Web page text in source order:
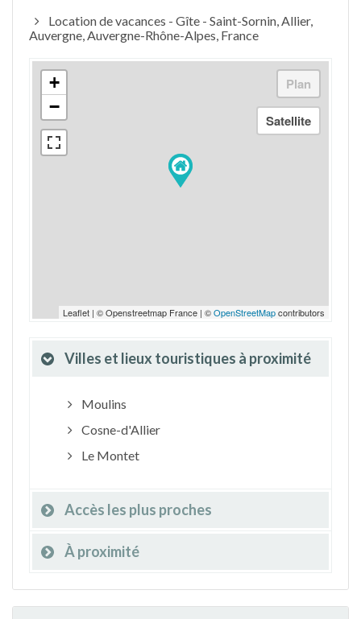
Location de vacances - Gîte - Saint-Sornin, Allier,
Auvergne, Auvergne-Rhône-Alpes, France
+
−
Leaflet | © Openstreetmap France | ©OpenStreetMapcontributors
Villes et lieux touristiques à proximité
Moulins
Cosne-d'Allier
Le Montet
Accès les plus proches
À proximité